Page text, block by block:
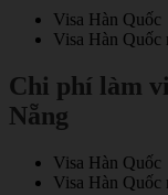
Visa Hàn Quốc
Visa Hàn Quốc
Chi phí làm
Nẵng
Visa Hàn Quốc
Visa Hàn Quốc